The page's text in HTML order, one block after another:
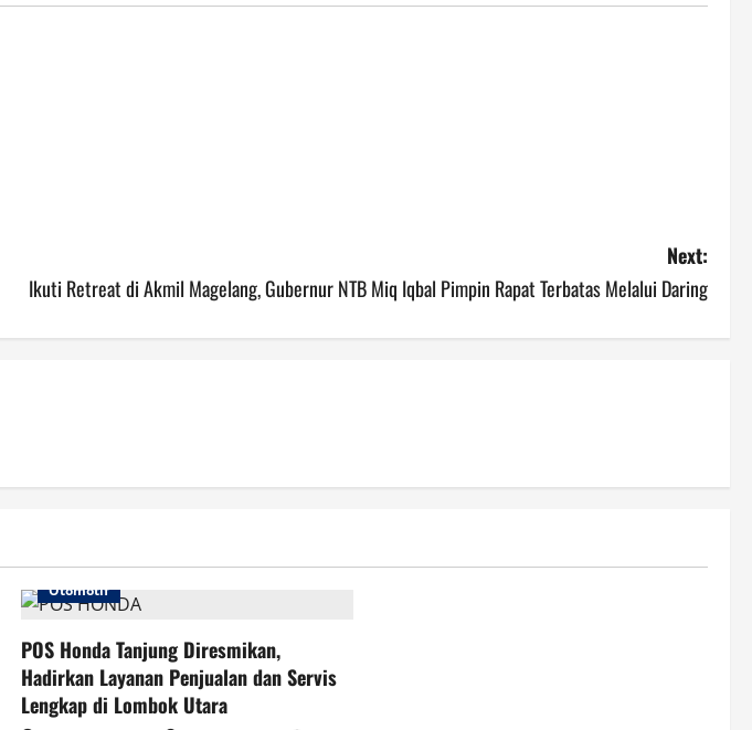
Next:
Ikuti Retreat di Akmil Magelang, Gubernur NTB Miq Iqbal Pimpin Rapat Terbatas Melalui Daring
Otomotif
POS Honda Tanjung Diresmikan,
Hadirkan Layanan Penjualan dan Servis
Lengkap di Lombok Utara